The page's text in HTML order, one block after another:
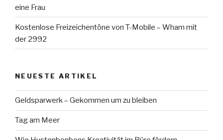
eine Frau
Kostenlose Freizeichentöne von T-Mobile – Wham mit
der 2992
NEUESTE ARTIKEL
Geldsparwerk – Gekommen um zu bleiben
Tag am Meer